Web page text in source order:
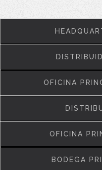
OFICINA
OFICINA
BODEGA